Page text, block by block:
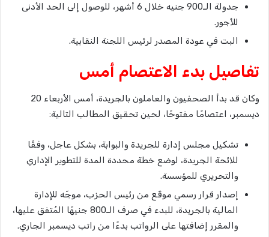
جدولة الـ900 جنيه خلال 6 أشهر، للوصول إلى الحد الأدنى
للأجور.
البت في عودة المصدر لرئيس اللجنة النقابية.
تفاصيل بدء الاعتصام أمس
وكان قد بدأ الصحفيون والعاملون بالجريدة، أمس الأربعاء 20
ديسمبر، اعتصامًا مفتوحًا، لحين تحقيق المطالب التالية:
تشكيل مجلس إدارة للجريدة والبوابة، بشكل عاجل، وفقًا
للائحة الجريدة، لوضع خطة محددة المدة للتطوير الإداري
والتحريري للمؤسسة.
إصدار قرار رسمي موقّع من رئيس الحزب، موجّه للإدارة
المالية بالجريدة، للبدء في صرف الـ800 جنيهًا المُتفق عليها،
والمقرر إضافتها على الرواتب بدءًا من راتب ديسمبر الجاري.